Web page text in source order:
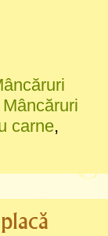
Mâncăruri
carne,